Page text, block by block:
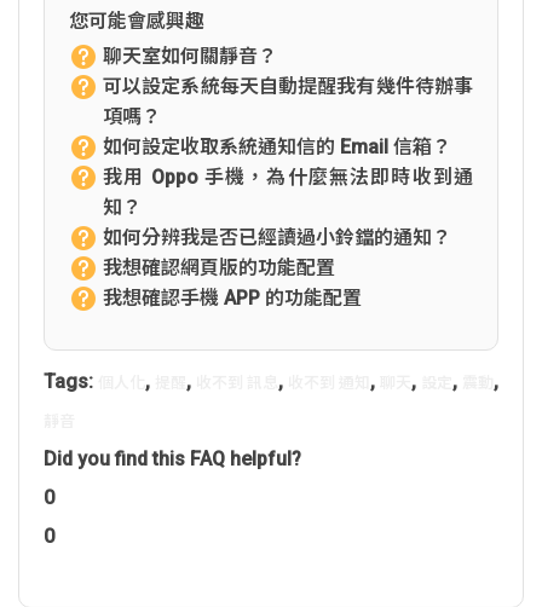
您可能會感興趣
聊天室如何關靜音？
可以設定系統每天自動提醒我有幾件待辦事
項嗎？
如何設定收取系統通知信的 Email 信箱？
我用 Oppo 手機，為什麼無法即時收到通
知？
如何分辨我是否已經讀過小鈴鐺的通知？
我想確認網頁版的功能配置
我想確認手機 APP 的功能配置
Tags: , , , , , , ,
Did you find this FAQ helpful?
0
0